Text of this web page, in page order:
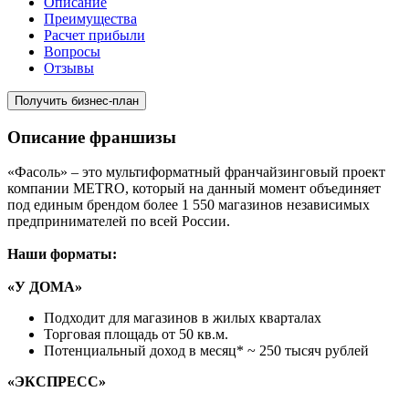
Преимущества
Расчет прибыли
Вопросы
Отзывы
Получить бизнес-план
Описание франшизы
«Фасоль» – это мультиформатный франчайзинговый проект
компании METRO, который на данный момент объединяет
под единым брендом более 1 550 магазинов независимых
предпринимателей по всей России.
Наши форматы:
«У ДОМА»
Подходит для магазинов в жилых кварталах
Торговая площадь от 50 кв.м.
Потенциальный доход в месяц* ~ 250 тысяч рублей
«ЭКСПРЕСС»